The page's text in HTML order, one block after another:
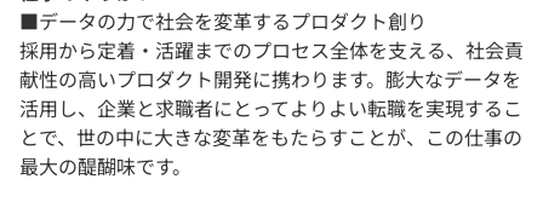
■データの力で社会を変革するプロダクト創り
採用から定着・活躍までのプロセス全体を支える、社会貢
献性の高いプロダクト開発に携わります。膨大なデータを
活用し、企業と求職者にとってよりよい転職を実現するこ
とで、世の中に大きな変革をもたらすことが、この仕事の
最大の醍醐味です。